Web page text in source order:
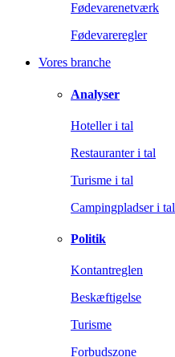
Fødevarenetværk
Fødevareregler
Vores branche
Analyser
Hoteller i tal
Restauranter i tal
Turisme i tal
Campingpladser i tal
Politik
Kontantreglen
Beskæftigelse
Turisme
Forbudszone